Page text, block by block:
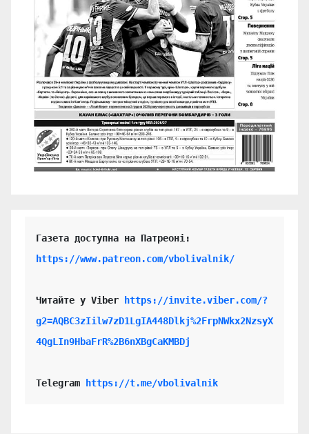
https://www.patreon.com/vbolivalnik/
Читайте у Viber
https://invite.viber.com/?
g2=AQBC3zIilw7zD1LgIA448Dlkj%2FrpNWkx2NzsyX
4QgLIn9HbaFrR%2B6nXBgCaKMBDj
Telegram https://t.me/vbolivalnik